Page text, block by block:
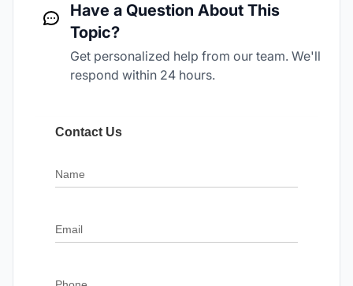
Have a Question About This
Topic?
Get personalized help from our team. We'll
respond within 24 hours.